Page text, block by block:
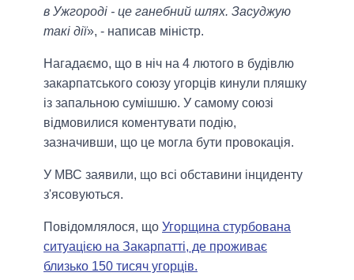
в Ужгороді - це ганебний шлях. Засуджую
такі дії», - написав міністр.
Нагадаємо, що в ніч на 4 лютого в будівлю
закарпатського союзу угорців кинули пляшку
із запальною сумішшю. У самому союзі
відмовилися коментувати подію,
зазначивши, що це могла бути провокація.
У МВС заявили, що всі обставини інциденту
з'ясовуються.
Повідомлялося, що Угорщина стурбована
ситуацією на Закарпатті, де проживає
близько 150 тисяч угорців.